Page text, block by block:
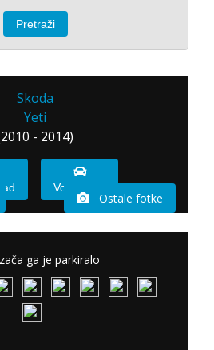
Skoda
Yeti
- 2014)
Vozio sam
Ostale fotke
ga je parkiralo